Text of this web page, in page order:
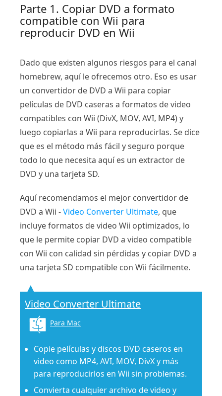
Parte 1. Copiar DVD a formato
compatible con Wii para
reproducir DVD en Wii
Dado que existen algunos riesgos para el canal
homebrew, aquí le ofrecemos otro. Eso es usar
un convertidor de DVD a Wii para copiar
películas de DVD caseras a formatos de video
compatibles con Wii (DivX, MOV, AVI, MP4) y
luego copiarlas a Wii para reproducirlas. Se dice
que es el método más fácil y seguro porque
todo lo que necesita aquí es un extractor de
DVD y una tarjeta SD.
Aquí recomendamos el mejor convertidor de
DVD a Wii -Video Converter Ultimate, que
incluye formatos de video Wii optimizados, lo
que le permite copiar DVD a video compatible
con Wii con calidad sin pérdidas y copiar DVD a
una tarjeta SD compatible con Wii fácilmente.
Video Converter Ultimate
Para Mac
Copie películas y discos DVD caseros en
video como MP4, AVI, MOV, DivX y más
para reproducirlos en Wii sin problemas.
Convierta cualquier archivo de video y